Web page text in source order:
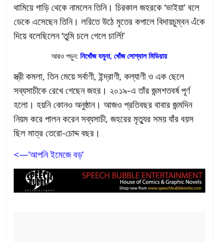
থামিয়ে গাড়ি থেকে নামলেন তিনি। চিরকাল জহরকে ‘ভাইয়া’ বলে
ডেকে এসেছেন তিনি। লরিতে উঠে মৃতের কপালে বিদায়চুম্বন এঁকে
দিয়ে বলেছিলেন ‘তুমি চলে গেলে চার্লি!’
আরও পড়ুন:নিখোঁজ যমুনা, খোঁজ সোশ্যাল মিডিয়ায়
স্ত্রী কমলা, তিন মেয়ে সর্বাণী, ইন্দ্রাণী, কল্যাণী ও এক ছেলে
সব্যসাচীকে রেখে গেছেন জহর। ২০১৯-এ তাঁর জন্মশতবর্ষ পূর্ণ
হলো। হয়নি কোনও অনুষ্ঠান। আজও প্রতিবছর বাবার জন্মদিন
নিয়ম করে পালন করেন সব্যসাচী, জহরের মৃত্যুর সময় যাঁর বয়স
ছিল মাত্র তেরো-চোদ্দ বছর।
<—’আপনি ইমেজে বড়’